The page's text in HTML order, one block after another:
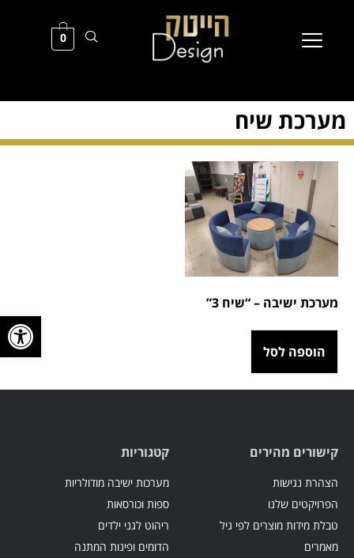
פתח
0
מערכת שיח
מערכת ישיבה – “שיח 3”
הוספה לסל
קישורים מהירים
הצהרת נגישות
הפרויקטים שלנו
טבלת מידות מוצרים לפי גיל
מאמרים
קטגוריות
מערכות ישיבה מודולריות
ספות וכורסאות
ריהוט לגני ילדים
הדומים ופינות המתנה